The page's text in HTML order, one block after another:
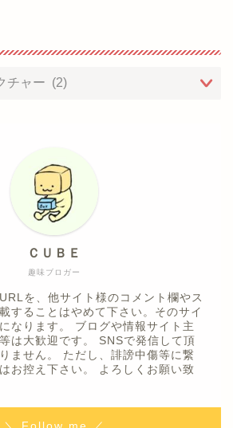
趣味ブロガー
ＣＵＢＥ
を、他サイト様のコメント欄やス
することはやめて下さい。そのサイ
なります。 ブログや情報サイト主
は大歓迎です。 SNSで発信して頂
ません。 ただし、誹謗中傷等に繋
お控え下さい。 よろしくお願い致